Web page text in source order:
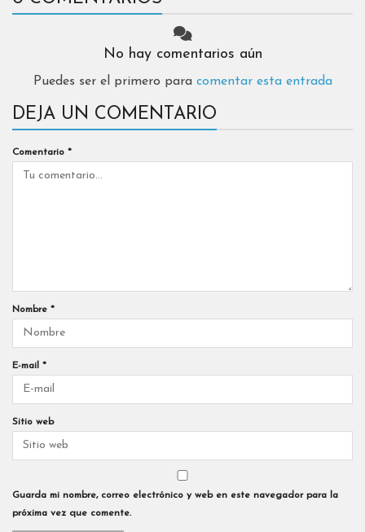
No hay comentarios aún
Puedes ser el primero para comentar esta entrada
DEJA UN COMENTARIO
Comentario *
Nombre *
E-mail *
Sitio web
Guarda mi nombre, correo electrónico y web en este navegador para la
próxima vez que comente.